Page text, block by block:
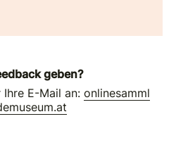
geben?
Ihre E-Mail an:onlinesamml